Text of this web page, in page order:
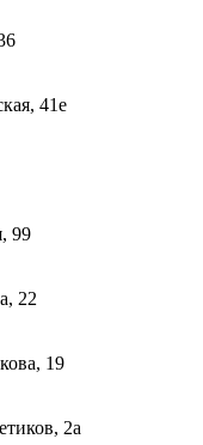
41е
99
22
19
2а